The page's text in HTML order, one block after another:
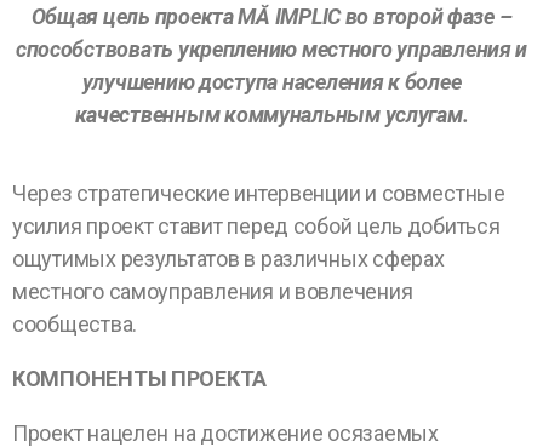
Общая цель проекта MĂ IMPLIC во второй фазе –
способствовать укреплению местного управления и
улучшению доступа населения к более
качественным коммунальным услугам.
Через стратегические интервенции и совместные
усилия проект ставит перед собой цель добиться
ощутимых результатов в различных сферах
местного самоуправления и вовлечения
сообщества.
КОМПОНЕНТЫ ПРОЕКТА
Проект нацелен на достижение осязаемых